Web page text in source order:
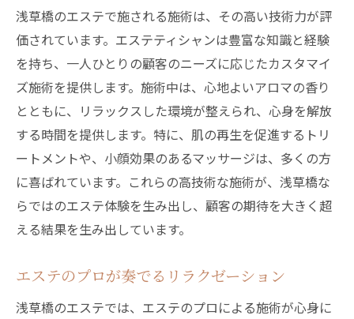
浅草橋のエステで施される施術は、その高い技術力が評
価されています。エステティシャンは豊富な知識と経験
を持ち、一人ひとりの顧客のニーズに応じたカスタマイ
ズ施術を提供します。施術中は、心地よいアロマの香り
とともに、リラックスした環境が整えられ、心身を解放
する時間を提供します。特に、肌の再生を促進するトリ
ートメントや、小顔効果のあるマッサージは、多くの方
に喜ばれています。これらの高技術な施術が、浅草橋な
らではのエステ体験を生み出し、顧客の期待を大きく超
える結果を生み出しています。
エステのプロが奏でるリラクゼーション
浅草橋のエステでは、エステのプロによる施術が心身に